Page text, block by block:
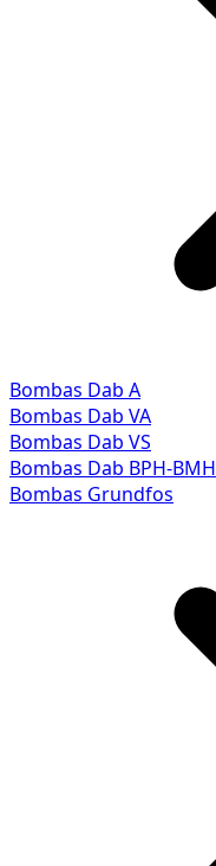
Bombas Dab A
Bombas Dab VA
Bombas Dab VS
Bombas Dab BPH-BMH
Bombas Grundfos